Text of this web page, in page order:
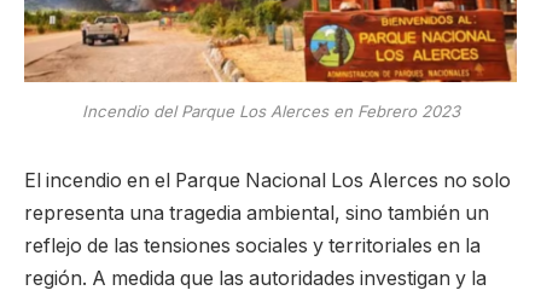
Incendio del Parque Los Alerces en Febrero 2023
El incendio en el Parque Nacional Los Alerces no solo
representa una tragedia ambiental, sino también un
reflejo de las tensiones sociales y territoriales en la
región. A medida que las autoridades investigan y la